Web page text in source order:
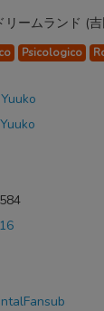
リームランド (
Psicologico